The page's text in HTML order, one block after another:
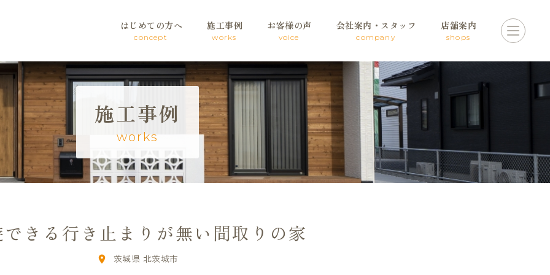
はじめての方へ
concept
施工事例
works
お客様の声
voice
会社案内・スタッフ
company
店舗案内
shops
施工事例
works
きる行き止まりが無い間取りの家
茨城県 北茨城市